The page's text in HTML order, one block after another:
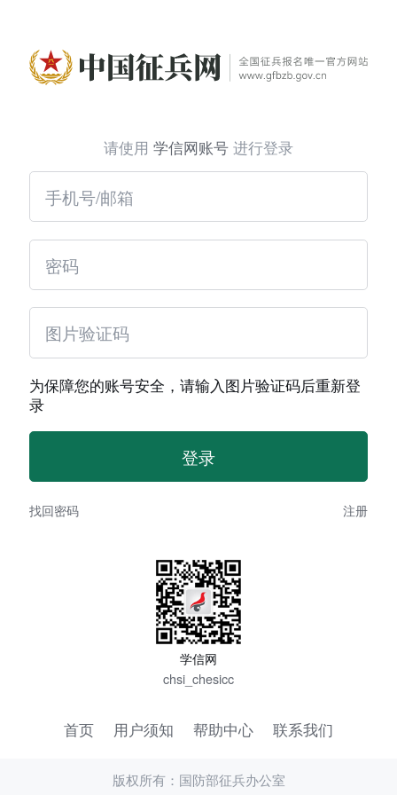
请使用 学信网账号 进行登录
为保障您的账号安全，请输入图片验证码后重新登
录
找回密码 注册
学信网
chsi_chesicc
首页 用户须知 帮助中心 联系我们
版权所有：国防部征兵办公室